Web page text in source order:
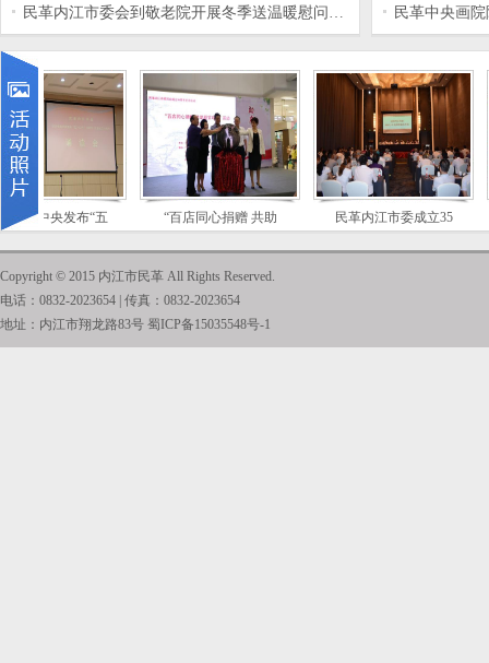
老院”慰问活动
民革内江市委会到敬老院开展冬季送温暖慰问活
动
民革中央画
画艺术交流暨
中央发布“五 “百店同心捐赠 共助 民革内江市委成立35
Copyright © 2015 内江市民革 All Rights Reserved.
电话：0832-2023654 | 传真：0832-2023654
地址：内江市翔龙路83号 蜀ICP备15035548号-1